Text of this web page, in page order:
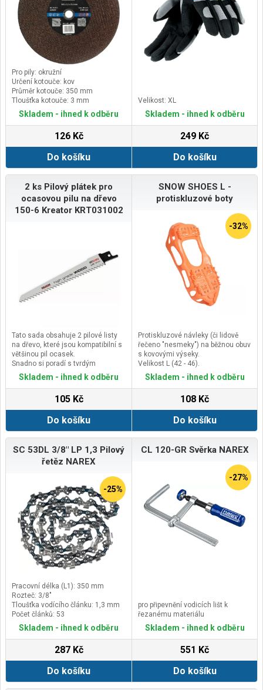
Pro pily: okružní
Určení kotouče: kov
Průměr kotouče: 350 mm
Tloušťka kotouče: 3 mm
Skladem - ihned k odběru
126 Kč
Do košíku
Velikost: XL
Skladem - ihned k odběru
249 Kč
Do košíku
2 ks Pilový plátek pro
ocasovou pilu na dřevo
150-6 Kreator KRT031002
Tato sada obsahuje 2 pilové listy
na dřevo, které jsou kompatibilní s
většinou pil ocasek.
Snadno si poradí s tvrdým
dřevem.Mají délku 150 mm a 6
zubů na palec (TPI).
Skladem - ihned k odběru
105 Kč
Do košíku
SNOW SHOES L -
protiskluzové boty
-32%
Protiskluzové návleky (či lidově
řečeno "nesmeky") na běžnou obuv
s kovovými výseky.
Velikost L (42 - 46).
Skladem - ihned k odběru
108 Kč
Do košíku
SC 53DL 3/8" LP 1,3 Pilový
řetěz NAREX
-25%
Pracovní délka (L1): 350 mm
Rozteč: 3/8"
Tloušťka vodícího článku: 1,3 mm
Počet článků: 53
Skladem - ihned k odběru
287 Kč
Do košíku
CL 120-GR Svěrka NAREX
-27%
pro připevnění vodicích lišt k
řezanému materiálu
Skladem - ihned k odběru
551 Kč
Do košíku